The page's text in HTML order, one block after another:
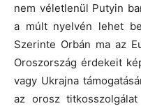
nem véletlenül Putyin
a múlt nyelvén lehet
Szerinte Orbán ma az
Oroszország érdekeit
vagy Ukrajna
az orosz